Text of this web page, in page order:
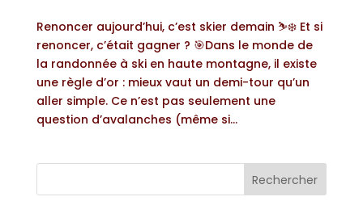
Renoncer aujourd’hui, c’est skier demain ⛷️❄️ Et si
renoncer, c’était gagner ? 🎯Dans le monde de
la randonnée à ski en haute montagne, il existe
une règle d’or : mieux vaut un demi-tour qu’un
aller simple. Ce n’est pas seulement une
question d’avalanches (même si...
Rechercher